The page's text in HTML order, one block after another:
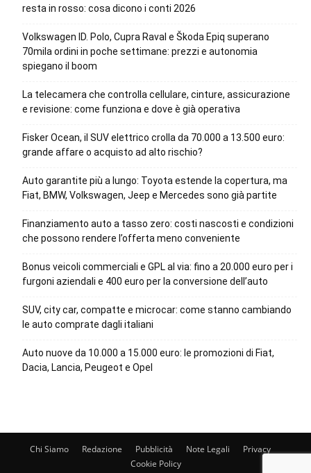
resta in rosso: cosa dicono i conti 2026
Volkswagen ID. Polo, Cupra Raval e Škoda Epiq superano
70mila ordini in poche settimane: prezzi e autonomia
spiegano il boom
La telecamera che controlla cellulare, cinture, assicurazione
e revisione: come funziona e dove è già operativa
Fisker Ocean, il SUV elettrico crolla da 70.000 a 13.500 euro:
grande affare o acquisto ad alto rischio?
Auto garantite più a lungo: Toyota estende la copertura, ma
Fiat, BMW, Volkswagen, Jeep e Mercedes sono già partite
Finanziamento auto a tasso zero: costi nascosti e condizioni
che possono rendere l’offerta meno conveniente
Bonus veicoli commerciali e GPL al via: fino a 20.000 euro per i
furgoni aziendali e 400 euro per la conversione dell’auto
SUV, city car, compatte e microcar: come stanno cambiando
le auto comprate dagli italiani
Auto nuove da 10.000 a 15.000 euro: le promozioni di Fiat,
Dacia, Lancia, Peugeot e Opel
Chi Siamo Redazione Pubblicità Note Legali
Privacy
Cookie Policy